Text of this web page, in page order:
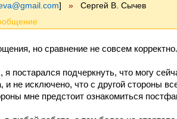
] » Сергей В. Сычев
но сравнение не совсем корректно.
я постарался подчеркнуть, что могу
и не исключено, что с другой стороны
мне предстоит ознакомиться